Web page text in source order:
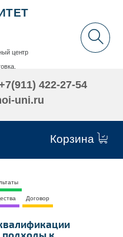
Корзина
центр
422-27-54
uni.ru
Договор
к